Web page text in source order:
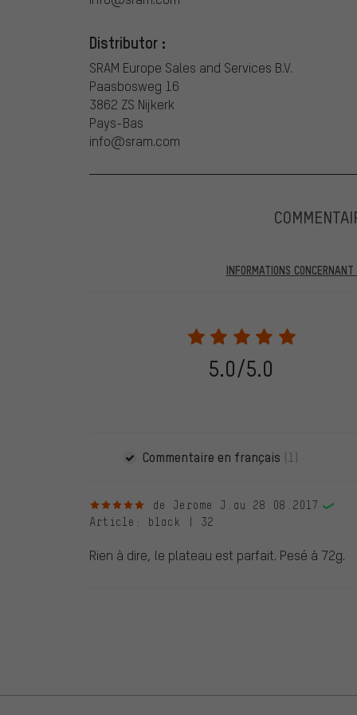
Distributor :
SRAM Europe Sales and Services B.V.
Paasbosweg 16
3862 ZS Nijkerk
Pays-Bas
info@sram.com
INFORMATIONS
partir du 28.05.2022, seules les évaluations vérifiées
être indiqué lors de l'évaluation du produit. Nous ne
de commande. Toutes les évaluations vérifiées sont
vérifiées jusqu'au 28.05.2022 et à partir du
évaluations de clients qui n'ont pas acheté chez
d'une coche verte. Nous publions toutes les
5.0/5.0
Commentaire en français (1)
5 sur 5 étoilesde Jerome J. au 28.08.2017
Article : black | 32
Rien à dire, le plateau est parfait. Pesé à 72g.